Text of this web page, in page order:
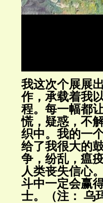
我这次个展展
作，承载着我
程。每一幅都
慌，疑惑，不
织中。我的一
给了我很大的
争，纷乱，瘟
人类丧失信心
斗中一定会赢
士。（注： 乌